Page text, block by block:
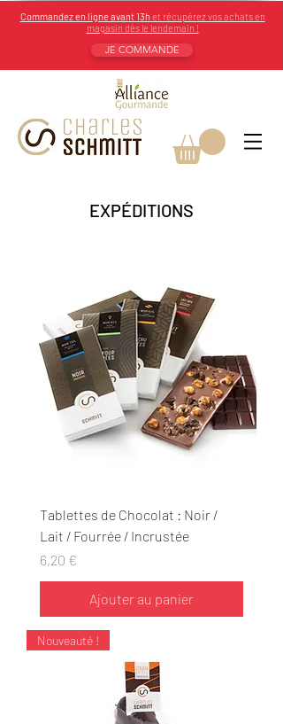
Commandez en ligne avant 13h et récupérez vos achats en
magasin dès le lendemain !
JE COMMANDE
EXPÉDITIONS
Tablettes de Chocolat : Noir /
Lait / Fourrée / Incrustée
Prix
6,20 €
Ajouter au panier
Nouveauté !